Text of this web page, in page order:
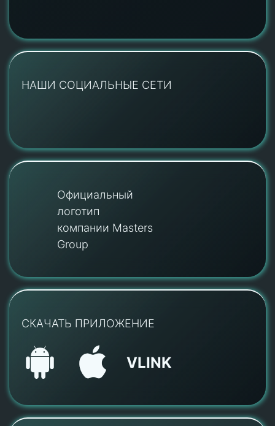
НАШИ СОЦИАЛЬНЫЕ СЕТИ
Официальный
логотип
компании Masters
Group
СКАЧАТЬ ПРИЛОЖЕНИЕ
VLINK